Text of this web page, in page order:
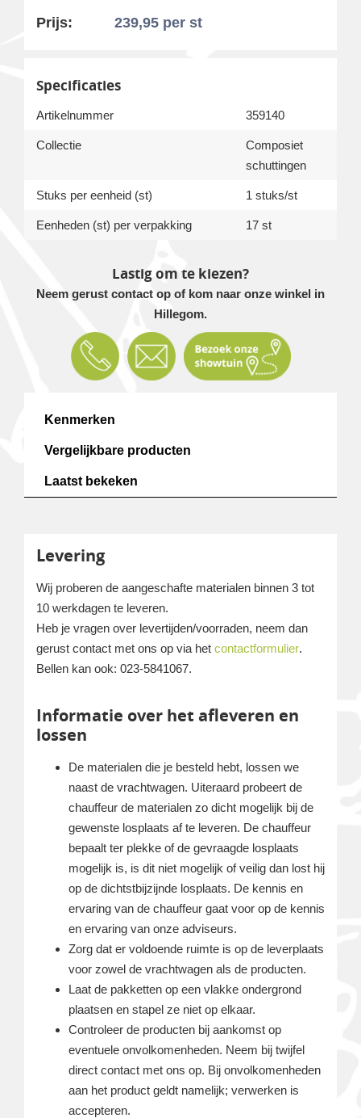
Prijs: 239,95 per st
Specificaties
Artikelnummer 359140
Collectie
Composiet
schuttingen
Stuks per eenheid (st) 1 stuks/st
Eenheden (st) per verpakking 17 st
Lastig om te kiezen?
Neem gerust contact op of kom naar onze winkel in
Hillegom.
Kenmerken
Vergelijkbare producten
Laatst bekeken
Levering
Wij proberen de aangeschafte materialen binnen 3 tot
10 werkdagen te leveren.
Heb je vragen over levertijden/voorraden, neem dan
gerust contact met ons op via het contactformulier.
Bellen kan ook: 023-5841067.
Informatie over het afleveren en
lossen
De materialen die je besteld hebt, lossen we
naast de vrachtwagen. Uiteraard probeert de
chauffeur de materialen zo dicht mogelijk bij de
gewenste losplaats af te leveren. De chauffeur
bepaalt ter plekke of de gevraagde losplaats
mogelijk is, is dit niet mogelijk of veilig dan lost hij
op de dichtstbijzijnde losplaats. De kennis en
ervaring van de chauffeur gaat voor op de kennis
en ervaring van onze adviseurs.
Zorg dat er voldoende ruimte is op de leverplaats
voor zowel de vrachtwagen als de producten.
Laat de pakketten op een vlakke ondergrond
plaatsen en stapel ze niet op elkaar.
Controleer de producten bij aankomst op
eventuele onvolkomenheden. Neem bij twijfel
direct contact met ons op. Bij onvolkomenheden
aan het product geldt namelijk; verwerken is
accepteren.